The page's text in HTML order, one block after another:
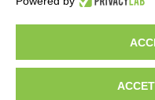
Importo